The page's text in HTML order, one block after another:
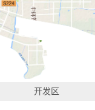
开发区